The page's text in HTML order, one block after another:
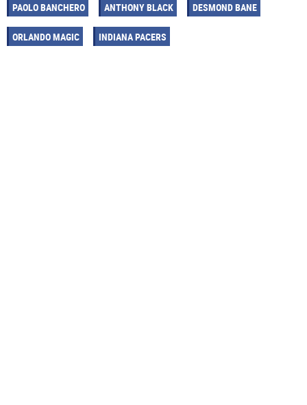
PAOLO BANCHERO ANTHONY BLACK DESMOND BANE
ORLANDO MAGIC INDIANA PACERS